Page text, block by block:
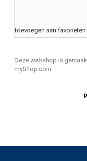
toevoegen aan favorieten
Deze webshop is
myShop.com